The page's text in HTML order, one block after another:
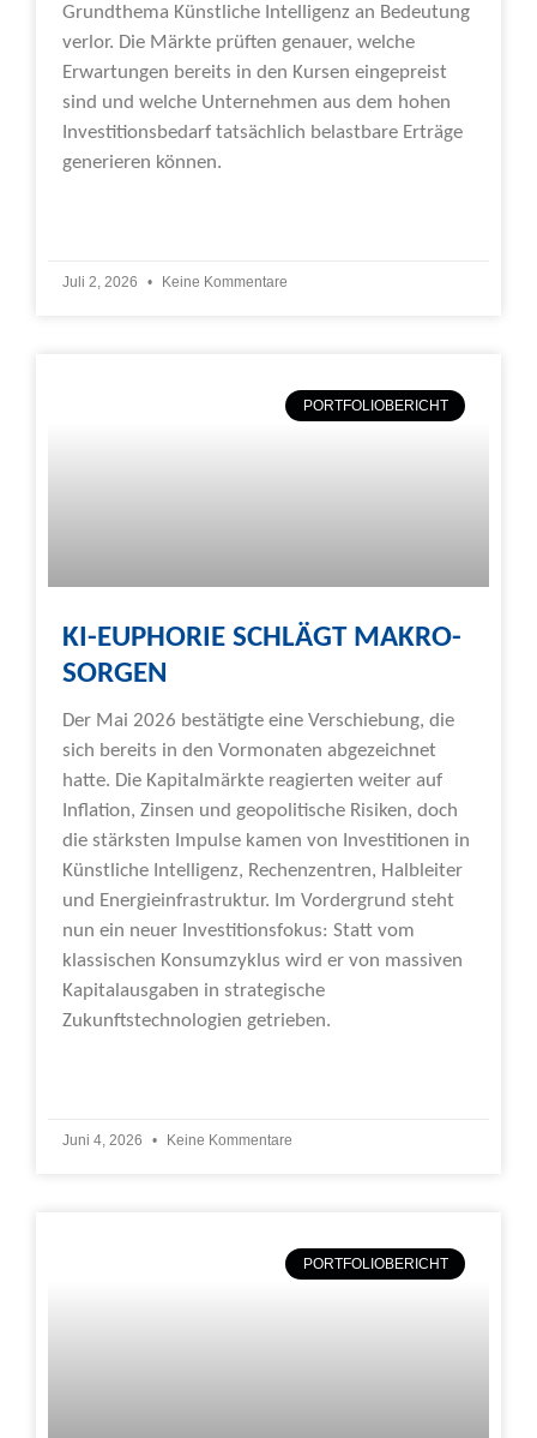
Grundthema Künstliche Intelligenz an Bedeutung
verlor. Die Märkte prüften genauer, welche
Erwartungen bereits in den Kursen eingepreist
sind und welche Unternehmen aus dem hohen
Investitionsbedarf tatsächlich belastbare Erträge
generieren können.
Juli 2, 2026 Keine Kommentare
PORTFOLIOBERICHT
KI-EUPHORIE SCHLÄGT MAKRO-
SORGEN
Der Mai 2026 bestätigte eine Verschiebung, die
sich bereits in den Vormonaten abgezeichnet
hatte. Die Kapitalmärkte reagierten weiter auf
Inflation, Zinsen und geopolitische Risiken, doch
die stärksten Impulse kamen von Investitionen in
Künstliche Intelligenz, Rechenzentren, Halbleiter
und Energieinfrastruktur. Im Vordergrund steht
nun ein neuer Investitionsfokus: Statt vom
klassischen Konsumzyklus wird er von massiven
Kapitalausgaben in strategische
Zukunftstechnologien getrieben.
Juni 4, 2026 Keine Kommentare
PORTFOLIOBERICHT